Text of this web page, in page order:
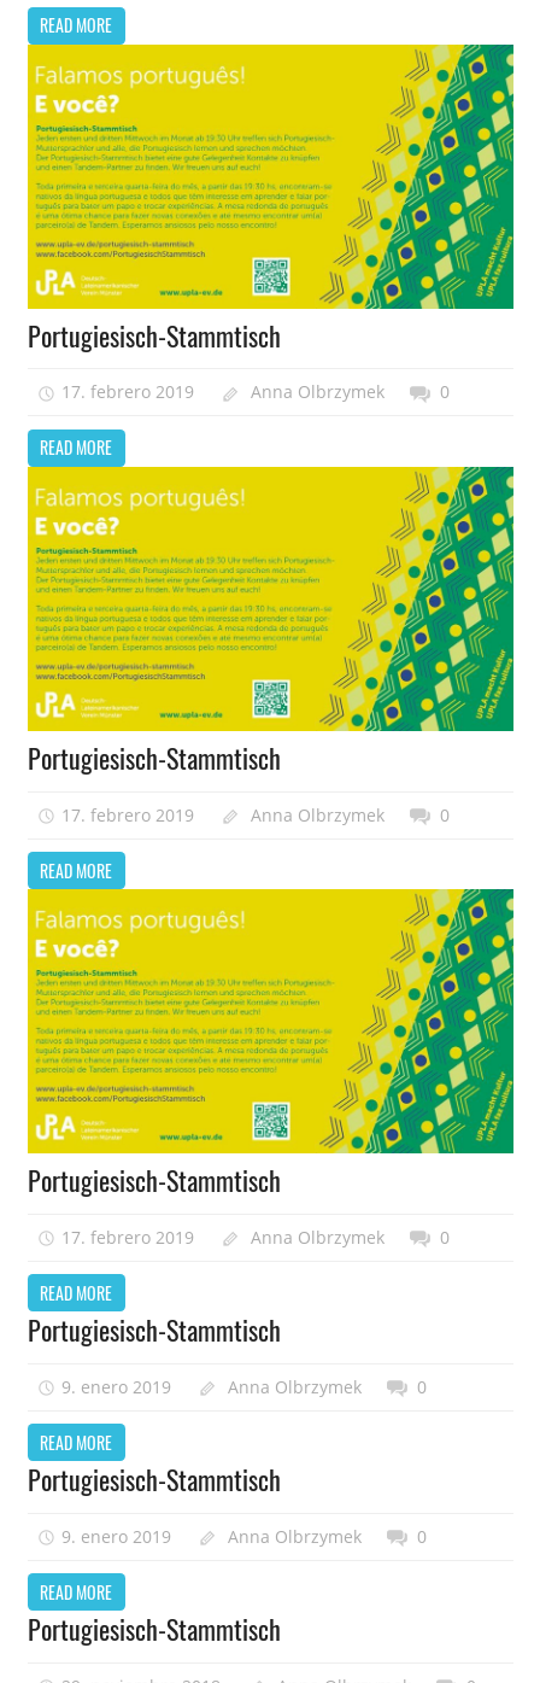
READ MORE
Portugiesisch-Stammtisch
17. febrero 2019 Anna Olbrzymek 0
READ MORE
Portugiesisch-Stammtisch
17. febrero 2019 Anna Olbrzymek 0
READ MORE
Portugiesisch-Stammtisch
17. febrero 2019 Anna Olbrzymek 0
READ MORE
Portugiesisch-Stammtisch
9. enero 2019 Anna Olbrzymek 0
READ MORE
Portugiesisch-Stammtisch
9. enero 2019 Anna Olbrzymek 0
READ MORE
Portugiesisch-Stammtisch